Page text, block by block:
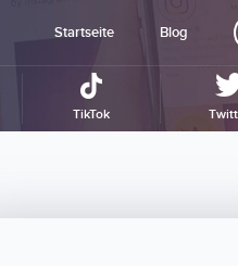
Startseite Blog
TikTok